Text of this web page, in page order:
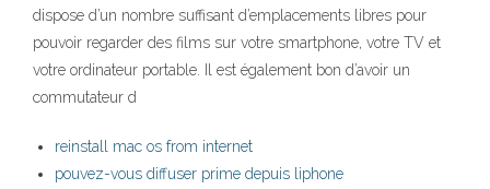
dispose d’un nombre suffisant d’emplacements libres pour
pouvoir regarder des films sur votre smartphone, votre TV et
votre ordinateur portable. Il est également bon d’avoir un
commutateur d
reinstall mac os from internet
pouvez-vous diffuser prime depuis liphone